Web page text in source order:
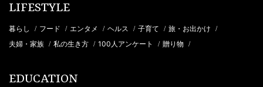
LIFESTYLE
暮らし / フード / エンタメ / ヘルス / 子育て / 旅・お出かけ /
夫婦・家族 / 私の生き方 / 100人アンケート / 贈り物 /
EDUCATION